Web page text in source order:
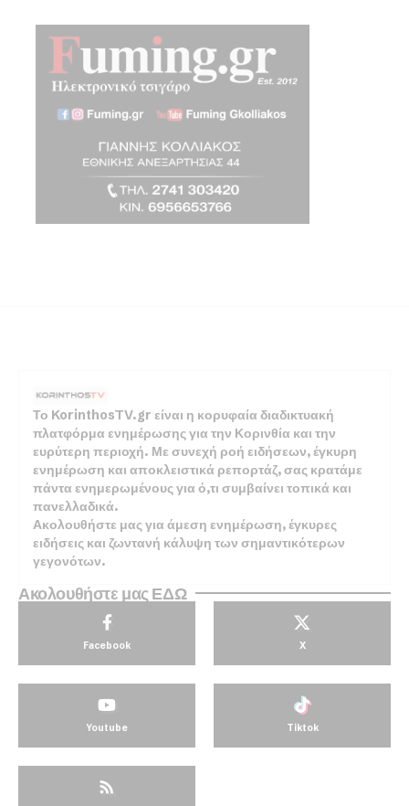
Το KorinthosTV.gr είναι η κορυφαία διαδικτυακή
πλατφόρμα ενημέρωσης για την Κορινθία και την
ευρύτερη περιοχή. Με συνεχή ροή ειδήσεων, έγκυρη
ενημέρωση και αποκλειστικά ρεπορτάζ, σας κρατάμε
πάντα ενημερωμένους για ό,τι συμβαίνει τοπικά και
πανελλαδικά.
Ακολουθήστε μας για άμεση ενημέρωση, έγκυρες
ειδήσεις και ζωντανή κάλυψη των σημαντικότερων
γεγονότων.
Ακολουθήστε μας ΕΔΩ
Facebook X
Youtube Tiktok